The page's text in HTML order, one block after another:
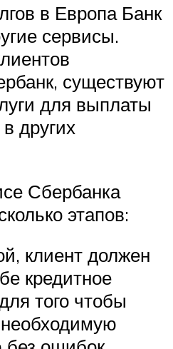
в Европа Банк
сервисы.
существуют
для выплаты
других
Сбербанка
этапов:
клиент должен
кредитное
того чтобы